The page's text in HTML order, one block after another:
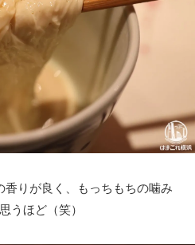
香りが良く、もっちもちの噛み
うほど（笑）